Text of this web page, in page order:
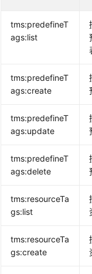
tms:predefineT
ags:list
tms:predefineT
ags:create
tms:predefineT
ags:update
tms:predefineT
ags:delete
tms:resourceTa
gs:list
tms:resourceTa
gs:create